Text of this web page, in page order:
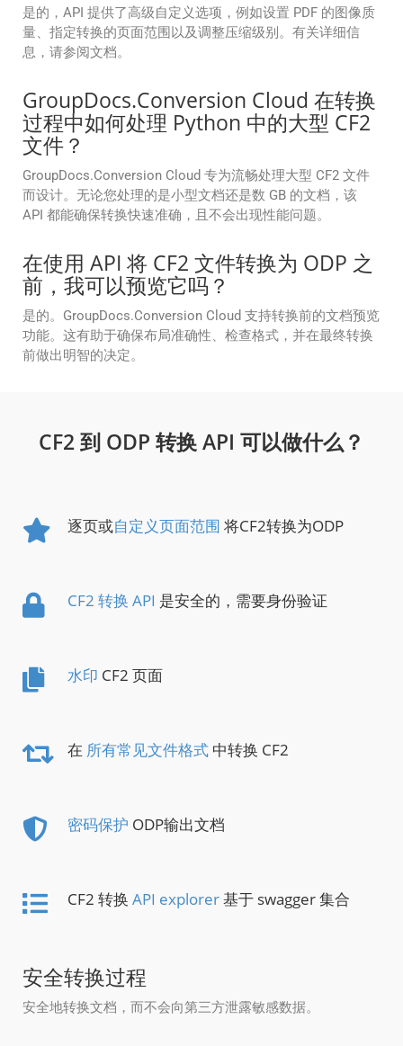
是的，API 提供了高级自定义选项，例如设置 PDF 的图像质
量、指定转换的页面范围以及调整压缩级别。有关详细信
息，请参阅文档。
GroupDocs.Conversion Cloud 在转换
过程中如何处理 Python 中的大型 CF2
文件？
GroupDocs.Conversion Cloud 专为流畅处理大型 CF2 文件
而设计。无论您处理的是小型文档还是数 GB 的文档，该
API 都能确保转换快速准确，且不会出现性能问题。
在使用 API 将 CF2 文件转换为 ODP 之
前，我可以预览它吗？
是的。GroupDocs.Conversion Cloud 支持转换前的文档预览
功能。这有助于确保布局准确性、检查格式，并在最终转换
前做出明智的决定。
CF2 到 ODP 转换 API 可以做什么？
逐页或自定义页面范围 将CF2转换为ODP
CF2 转换 API 是安全的，需要身份验证
水印 CF2 页面
在 所有常见文件格式 中转换 CF2
密码保护 ODP输出文档
CF2 转换 API explorer基于 swagger 集合
安全转换过程
安全地转换文档，而不会向第三方泄露敏感数据。